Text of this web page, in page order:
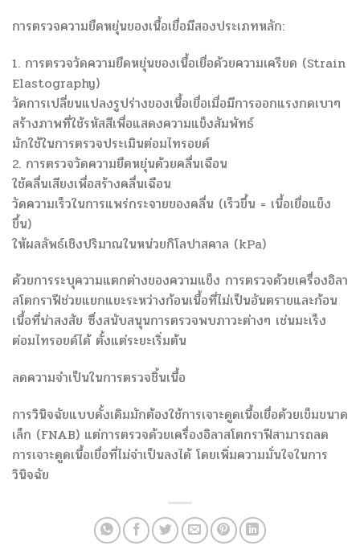
การตรวจความยืดหยุ่นของเนื้อเยื่อมีสองประเภทหลัก:
1. การตรวจวัดความยืดหยุ่นของเนื้อเยื่อด้วยความเครียด (Strain
Elastography)
วัดการเปลี่ยนแปลงรูปร่างของเนื้อเยื่อเมื่อมีการออกแรงกดเบาๆ
สร้างภาพที่ใช้รหัสสีเพื่อแสดงความแข็งสัมพัทธ์
มักใช้ในการตรวจประเมินต่อมไทรอยด์
2. การตรวจวัดความยืดหยุ่นด้วยคลื่นเฉือน
ใช้คลื่นเสียงเพื่อสร้างคลื่นเฉือน
วัดความเร็วในการแพร่กระจายของคลื่น (เร็วขึ้น = เนื้อเยื่อแข็ง
ขึ้น)
ให้ผลลัพธ์เชิงปริมาณในหน่วยกิโลปาสคาล (kPa)
ด้วยการระบุความแตกต่างของความแข็ง การตรวจด้วยเครื่องอิลา
สโตกราฟีช่วยแยกแยะระหว่างก้อนเนื้อที่ไม่เป็นอันตรายและก้อน
เนื้อที่น่าสงสัย ซึ่งสนับสนุนการตรวจพบภาวะต่างๆ เช่นมะเร็ง
ต่อมไทรอยด์ได้ ตั้งแต่ระยะเริ่มต้น
ลดความจำเป็นในการตรวจชิ้นเนื้อ
การวินิจฉัยแบบดั้งเดิมมักต้องใช้การเจาะดูดเนื้อเยื่อด้วยเข็มขนาด
เล็ก (FNAB) แต่การตรวจด้วยเครื่องอิลาสโตกราฟีสามารถลด
การเจาะดูดเนื้อเยื่อที่ไม่จำเป็นลงได้ โดยเพิ่มความมั่นใจในการ
วินิจฉัย